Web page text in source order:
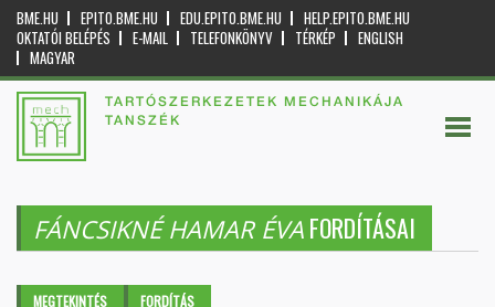
BME.HU EPITO.BME.HU EDU.EPITO.BME.HU
HELP.EPITO.BME.HU
OKTATÓI BELÉPÉS
E-MAIL TELEFONKÖNYV TÉRKÉP
ENGLISH
MAGYAR
TARTÓSZERKEZETEK MECHANIKÁJA
TANSZÉK
FÁNCSIKNÉ HAMAR ÉVA FORDÍTÁSAI
MEGTEKINTÉS FORDÍTÁS